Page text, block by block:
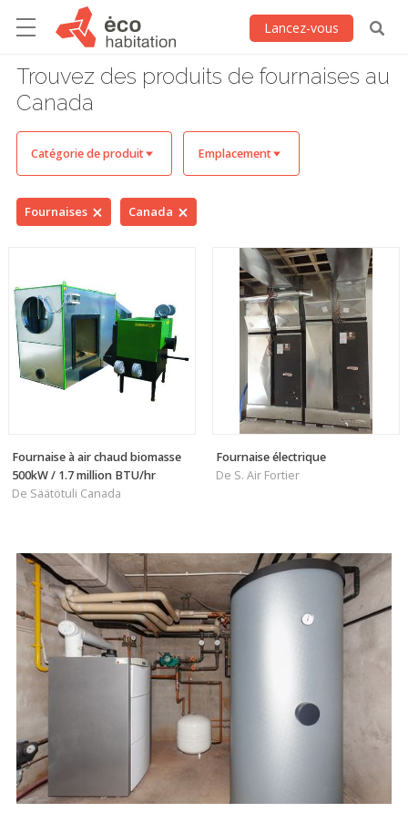
Lancez-vous
Trouvez des produits de fournaises au
Canada
Catégorie de produit Emplacement
Fournaises Canada
Fournaise à air chaud biomasse
500kW / 1.7 million BTU/hr
De Säätötuli Canada
Fournaise électrique
De S. Air Fortier